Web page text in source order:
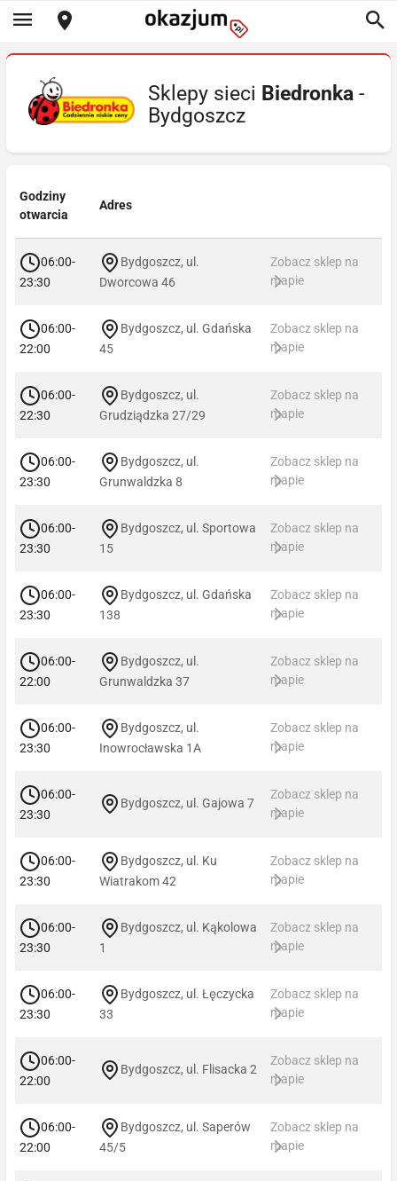
Sklepy sieci Biedronka -
Bydgoszcz
Godziny
otwarcia
Adres
06:00-
23:30
Bydgoszcz, ul.
Dworcowa 46
Zobacz sklep na
mapie
06:00-
22:00
Bydgoszcz, ul. Gdańska
45
Zobacz sklep na
mapie
06:00-
22:30
Bydgoszcz, ul.
Grudziądzka 27/29
Zobacz sklep na
mapie
06:00-
23:30
Bydgoszcz, ul.
Grunwaldzka 8
Zobacz sklep na
mapie
06:00-
23:30
Bydgoszcz, ul. Sportowa
15
Zobacz sklep na
mapie
06:00-
23:30
Bydgoszcz, ul. Gdańska
138
Zobacz sklep na
mapie
06:00-
22:00
Bydgoszcz, ul.
Grunwaldzka 37
Zobacz sklep na
mapie
06:00-
23:30
Bydgoszcz, ul.
Inowrocławska 1A
Zobacz sklep na
mapie
06:00-
23:30
Bydgoszcz, ul. Gajowa 7
Zobacz sklep na
mapie
06:00-
23:30
Bydgoszcz, ul. Ku
Wiatrakom 42
Zobacz sklep na
mapie
06:00-
23:30
Bydgoszcz, ul. Kąkolowa
1
Zobacz sklep na
mapie
06:00-
23:30
Bydgoszcz, ul. Łęczycka
33
Zobacz sklep na
mapie
06:00-
22:00
Bydgoszcz, ul. Flisacka 2
Zobacz sklep na
mapie
06:00-
22:00
Bydgoszcz, ul. Saperów
45/5
Zobacz sklep na
mapie